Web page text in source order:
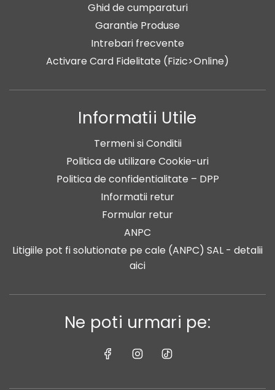
Ghid de cumparaturi
Garantie Produse
Intrebari frecvente
Activare Card Fidelitate (Fizic>Online)
Informatii Utile
Termeni si Conditii
Politica de utilizare Cookie-uri
Politica de confidentialitate – DPP
Informatii retur
Formular retur
ANPC
Litigiile pot fi solutionate pe cale (ANPC) SAL - detalii
aici
Ne poti urmari pe: